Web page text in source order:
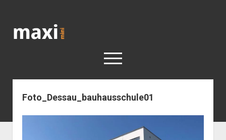
open
< work
Berlin
Foto_Dessau_bauhausschule01